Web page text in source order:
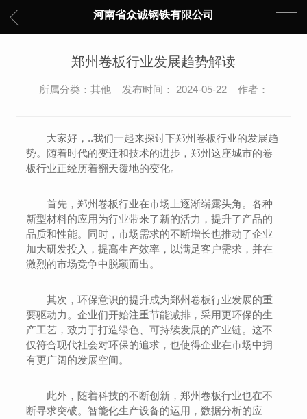
河南省众诚钢铁有限公司
郑州卷板行业发展趋势解读
所属分类：其他 发布时间： 2024-05-22 作者：
大家好，..我们一起来探讨下郑州卷板行业的发展趋
势。随着时代的变迁和技术的进步，郑州这座城市的卷
板行业正经历着翻天覆地的变化。
首先，郑州卷板行业在市场上逐渐崭露头角。各种
新型材料的应用为行业带来了新的活力，提升了产品的
品质和性能。同时，市场需求的不断增长也推动了企业
加大研发投入，提高生产效率，以满足客户需求，并在
激烈的市场竞争中脱颖而出。
其次，环保意识的提升成为郑州卷板行业发展的重
要驱动力。企业们开始注重节能减排，采用更环保的生
产工艺，致力于打造绿色、可持续发展的产业链。这不
仅符合现代社会对环保的追求，也使得企业在市场中拥
有更广阔的发展空间。
此外，随着科技的不断创新，郑州卷板行业也在不
断寻求突破。智能化生产设备的运用，数据分析的应